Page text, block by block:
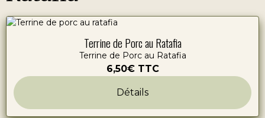
Terrine de Porc au Ratafia
Terrine de Porc au Ratafia
6,50€ TTC
Détails